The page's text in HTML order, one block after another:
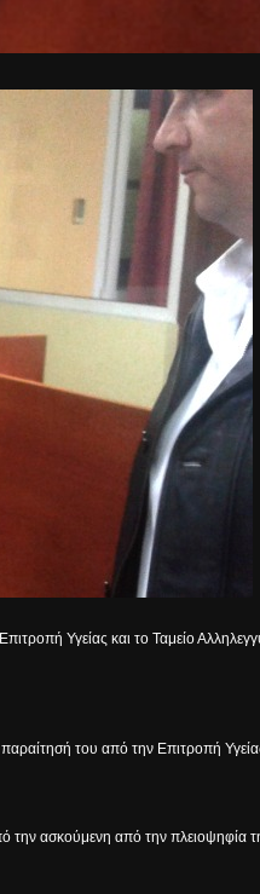
Υγείας και το Ταμείο
του από την Επιτροπή
την ασκούμενη από την πλειοψηφία